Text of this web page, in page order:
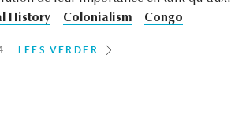
History
Colonialism Congo
LEES VERDER